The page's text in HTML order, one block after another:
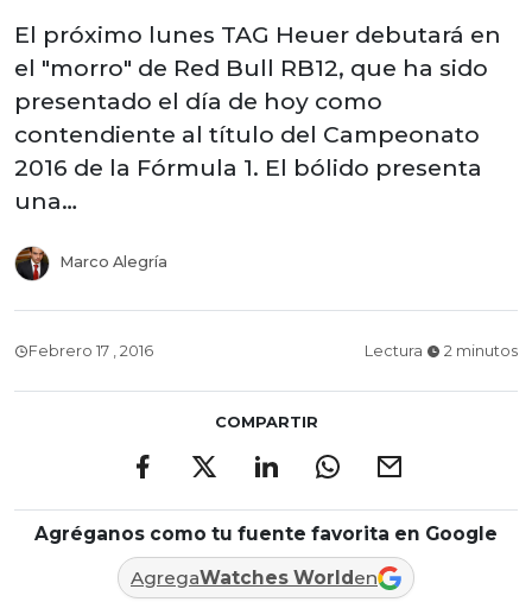
El próximo lunes TAG Heuer debutará en
el "morro" de Red Bull RB12, que ha sido
presentado el día de hoy como
contendiente al título del Campeonato
2016 de la Fórmula 1. El bólido presenta
una…
Marco Alegría
Febrero 17 , 2016 Lectura 2 minutos
COMPARTIR
Agréganos como tu fuente favorita en Google
AgregaWatches World en